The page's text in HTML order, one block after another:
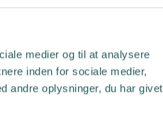
medier og til at analysere
inden for sociale medier,
andre oplysninger, du har givet